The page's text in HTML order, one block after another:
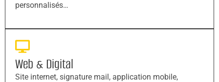
personnalisés…
Web & Digital
Site internet, signature mail, application mobile,